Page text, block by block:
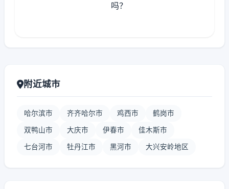
吗？
附近城市
哈尔滨市 齐齐哈尔市 鸡西市 鹤岗市
双鸭山市 大庆市 伊春市 佳木斯市
七台河市 牡丹江市 黑河市 大兴安岭地区